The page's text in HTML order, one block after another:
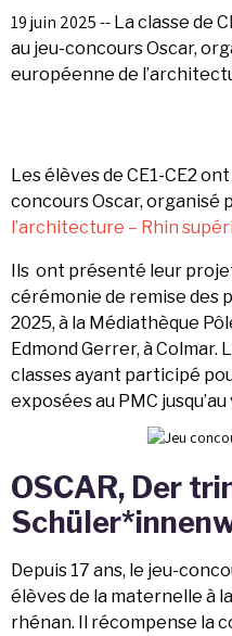
19 juin 2025 -- La classe de
au jeu-concours Oscar,
européenne de
Les élèves de CE1-CE2
concours Oscar, organisé
l’architecture – Rhin
Ils ont présenté leur
cérémonie de remise des
2025, à la Médiathèque
Edmond Gerrer, à
classes ayant participé
exposées au PMC
OSCAR, Der
Depuis 17 ans, le jeu-
élèves de la maternelle à
rhénan. Il récompense la